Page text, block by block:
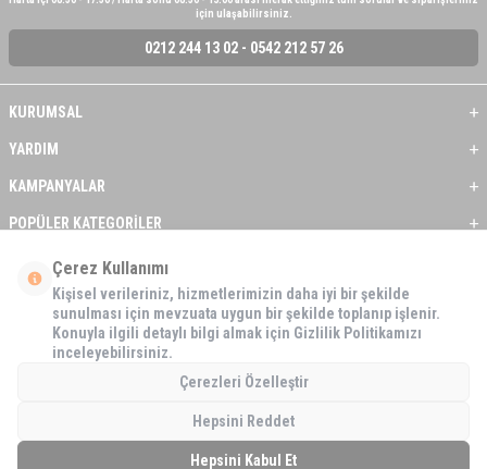
için ulaşabilirsiniz.
0212 244 13 02 - 0542 212 57 26
KURUMSAL
YARDIM
KAMPANYALAR
POPÜLER KATEGORİLER
ÜYE / BAYİ
ÖNE ÇIKAN ÜRÜNLER
BASKI REHBERİ
Çerez Kullanımı
Kişisel verileriniz, hizmetlerimizin daha iyi bir şekilde
sunulması için mevzuata uygun bir şekilde toplanıp işlenir.
Konuyla ilgili detaylı bilgi almak için Gizlilik Politikamızı
inceleyebilirsiniz.
Çerezleri Özelleştir
Hepsini Reddet
Hepsini Kabul Et